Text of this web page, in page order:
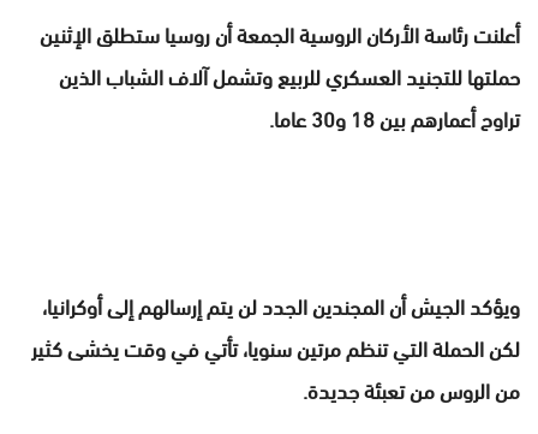
أعلنت رئاسة الأركان الروسية الجمعة أن روسيا ستطلق الإثنين
حملتها للتجنيد العسكري للربيع وتشمل آلاف الشباب الذين
تراوح أعمارهم بين 18 و30 عاما.
ويؤكد الجيش أن المجندين الجدد لن يتم إرسالهم إلى أوكرانيا،
لكن الحملة التي تنظم مرتين سنويا، تأتي في وقت يخشى كثير
من الروس من تعبئة جديدة.